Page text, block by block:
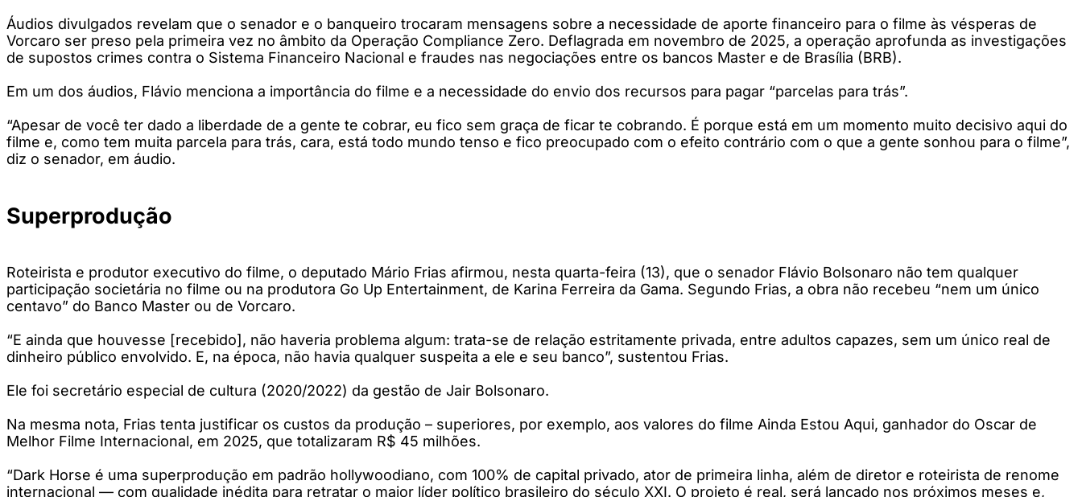
Áudios divulgados revelam que o senador e o banqueiro trocaram mensagens sobre a necessidade de aporte financeiro para o filme às vésperas de
Vorcaro ser preso pela primeira vez no âmbito da Operação Compliance Zero. Deflagrada em novembro de 2025, a operação aprofunda as investigações
de supostos crimes contra o Sistema Financeiro Nacional e fraudes nas negociações entre os bancos Master e de Brasília (BRB).
Em um dos áudios, Flávio menciona a importância do filme e a necessidade do envio dos recursos para pagar “parcelas para trás”.
“Apesar de você ter dado a liberdade de a gente te cobrar, eu fico sem graça de ficar te cobrando. É porque está em um momento muito decisivo aqui do
filme e, como tem muita parcela para trás, cara, está todo mundo tenso e fico preocupado com o efeito contrário com o que a gente sonhou para o filme”,
diz o senador, em áudio.
Superprodução
Roteirista e produtor executivo do filme, o deputado Mário Frias afirmou, nesta quarta-feira (13), que o senador Flávio Bolsonaro não tem qualquer
participação societária no filme ou na produtora Go Up Entertainment, de Karina Ferreira da Gama. Segundo Frias, a obra não recebeu “nem um único
centavo” do Banco Master ou de Vorcaro.
“E ainda que houvesse [recebido], não haveria problema algum: trata-se de relação estritamente privada, entre adultos capazes, sem um único real de
dinheiro público envolvido. E, na época, não havia qualquer suspeita a ele e seu banco”, sustentou Frias.
Ele foi secretário especial de cultura (2020/2022) da gestão de Jair Bolsonaro.
Na mesma nota, Frias tenta justificar os custos da produção – superiores, por exemplo, aos valores do filme Ainda Estou Aqui, ganhador do Oscar de
Melhor Filme Internacional, em 2025, que totalizaram R$ 45 milhões.
“Dark Horse é uma superprodução em padrão hollywoodiano, com 100% de capital privado, ator de primeira linha, além de diretor e roteirista de renome
internacional — com qualidade inédita para retratar o maior líder político brasileiro do século XXI. O projeto é real, será lançado nos próximos meses e,